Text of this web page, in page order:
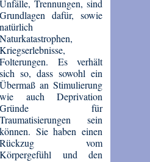
Unfälle, Trennungen, sind
Grundlagen dafür, sowie
natürlich
Naturkatastrophen,
Kriegserlebnisse,
Folterungen. Es verhält
sich so, dass sowohl ein
Übermaß an Stimulierung
wie auch Deprivation
Gründe für
Traumatisierungen sein
können. Sie haben einen
Rückzug vom
Körpergefühl und den